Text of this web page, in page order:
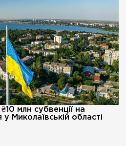
млн субвенції на
Миколаївській області